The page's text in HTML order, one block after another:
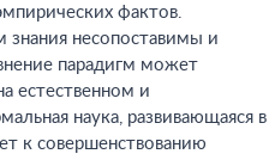
фактов.
знания несопоставимы и
парадигм может
естественном и
наука, развивающаяся в
к совершенствованию